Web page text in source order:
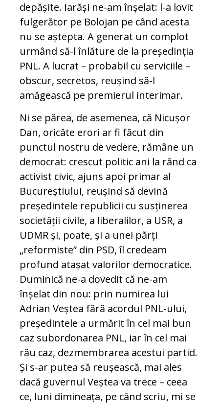
depășite. Iarăși ne-am înșelat: l-a lovit
fulgerător pe Bolojan pe când acesta
nu se aștepta. A generat un complot
urmând să-l înlăture de la președinția
PNL. A lucrat – probabil cu serviciile –
obscur, secretos, reușind să-l
amăgească pe premierul interimar.
Ni se părea, de asemenea, că Nicușor
Dan, oricâte erori ar fi făcut din
punctul nostru de vedere, rămâne un
democrat: crescut politic ani la rând ca
activist civic, ajuns apoi primar al
Bucureștiului, reușind să devină
președintele republicii cu susținerea
societății civile, a liberalilor, a USR, a
UDMR și, poate, și a unei părți
„reformiste” din PSD, îl credeam
profund atașat valorilor democratice.
Duminică ne-a dovedit că ne-am
înșelat din nou: prin numirea lui
Adrian Veștea fără acordul PNL-ului,
președintele a urmărit în cel mai bun
caz subordonarea PNL, iar în cel mai
rău caz, dezmembrarea acestui partid.
Și s-ar putea să reușească, mai ales
dacă guvernul Veștea va trece – ceea
ce, luni dimineața, pe când scriu, mi se